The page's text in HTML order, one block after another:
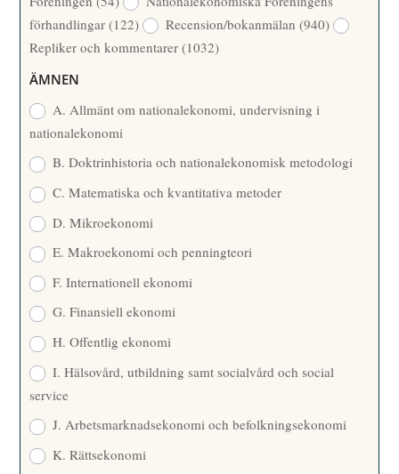
R
T
T
A
R
förhandlingar(122) Recension/bokanmälan(940)
Repliker och kommentarer(1032)
ÄMNEN
A. Allmänt om nationalekonomi, undervisning i
nationalekonomi
B. Doktrinhistoria och nationalekonomisk metodologi
C. Matematiska och kvantitativa metoder
D. Mikroekonomi
E. Makroekonomi och penningteori
F. Internationell ekonomi
G. Finansiell ekonomi
H. Offentlig ekonomi
I. Hälsovård, utbildning samt socialvård och social
service
J. Arbetsmarknadsekonomi och befolkningsekonomi
K. Rättsekonomi